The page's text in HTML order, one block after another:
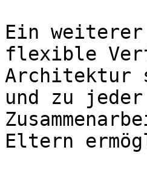
Ein
flexible
Architektur
und zu
Eltern